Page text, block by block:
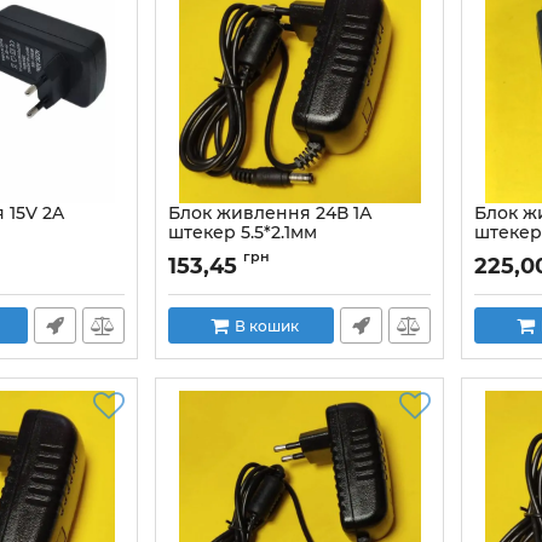
2A
імпульсний
2.5стаб
Блок живлення 24В 1А
штекер 5.5*2.1мм
стабілізований імпульсний
153,45 грн
В кошик
Блок
Артикул: